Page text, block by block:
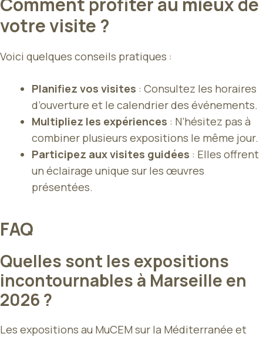
votre visite ?
Voici quelques conseils pratiques :
Planifiez vos visites : Consultez les horaires
d’ouverture et le calendrier des événements.
Multipliez les expériences : N’hésitez pas à
combiner plusieurs expositions le même jour.
Participez aux visites guidées : Elles offrent
un éclairage unique sur les œuvres
présentées.
FAQ
Quelles sont les expositions
incontournables à Marseille en
2026 ?
Les expositions au MuCEM sur la Méditerranée et